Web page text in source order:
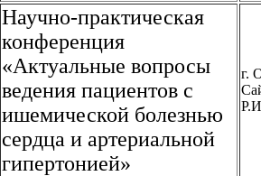
Научно-практическая
конференция
«Актуальные вопросы
ведения пациентов с
ишемической болезнью
сердца и артериальной
гипертонией»
г.